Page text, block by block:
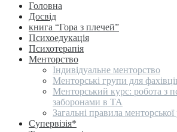
Головна
Досвід
книга “Гора з плечей”
Психоедукація
Психотерапія
Менторство
Індивідуальне менторство
Менторські групи для
Менторський курс: робота з
заборонами в ТА
Загальні правила
Супервізія*